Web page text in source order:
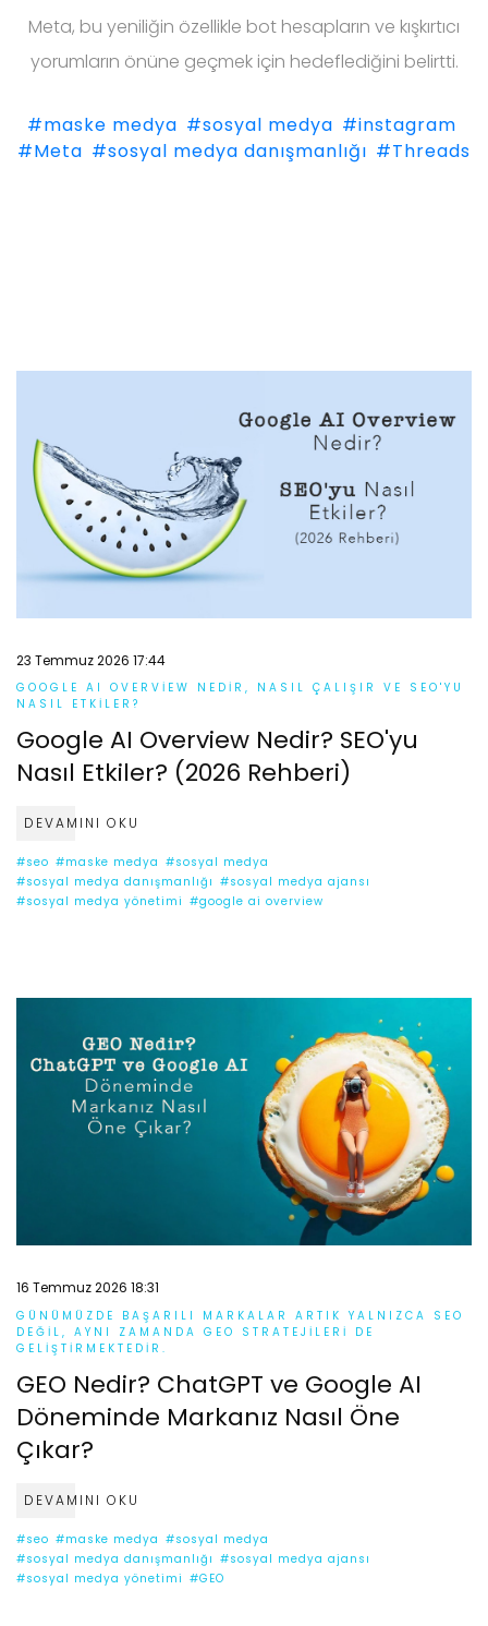
Meta, bu yeniliğin özellikle bot hesapların ve kışkırtıcı
yorumların önüne geçmek için hedeflediğini belirtti.
#maske medya #sosyal medya #instagram
#Meta #sosyal medya danışmanlığı #Threads
23 Temmuz 2026 17:44
GOOGLE AI OVERVIEW NEDIR, NASIL ÇALIŞIR VE SEO'YU
NASIL ETKILER?
Google AI Overview Nedir? SEO'yu
Nasıl Etkiler? (2026 Rehberi)
DEVAMINI OKU
#seo #maske medya #sosyal medya
#sosyal medya danışmanlığı #sosyal medya ajansı
#sosyal medya yönetimi #google ai overview
16 Temmuz 2026 18:31
GÜNÜMÜZDE BAŞARILI MARKALAR ARTIK YALNIZCA SEO
DEĞIL, AYNI ZAMANDA GEO STRATEJILERI DE
GELIŞTIRMEKTEDIR.
GEO Nedir? ChatGPT ve Google AI
Döneminde Markanız Nasıl Öne
Çıkar?
DEVAMINI OKU
#seo #maske medya #sosyal medya
#sosyal medya danışmanlığı #sosyal medya ajansı
#sosyal medya yönetimi #GEO